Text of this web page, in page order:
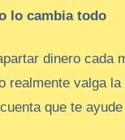
lo cambia todo
dinero cada
realmente valga la
cuenta que te ayude